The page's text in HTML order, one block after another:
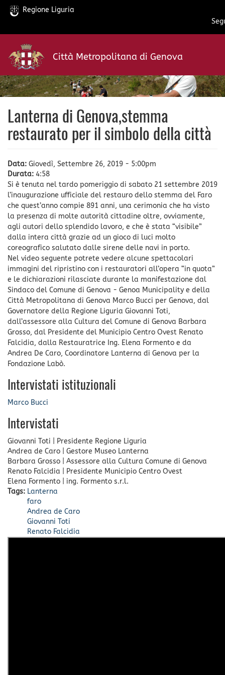
Salta
contenuto
principale
Regione Liguria
Città Metropolitana di Genova
Lanterna di Genova,stemma
restaurato per il simbolo della città
Data: Giovedì, Settembre 26, 2019 - 5:00pm
Durata: 4:58
Si è tenuta nel tardo pomeriggio di sabato 21 settembre 2019
l’inaugurazione ufficiale del restauro dello stemma del Faro
che quest’anno compie 891 anni, una cerimonia che ha visto
la presenza di molte autorità cittadine oltre, ovviamente,
agli autori dello splendido lavoro, e che è stata “visibile”
dalla intera città grazie ad un gioco di luci molto
coreografico salutato dalle sirene delle navi in porto.
Nel video seguente potrete vedere alcune spettacolari
immagini del ripristino con i restauratori all’opera “in quota”
e le dichiarazioni rilasciate durante la manifestazione dal
Sindaco del Comune di Genova - Genoa Municipality e della
Città Metropolitana di Genova Marco Bucci per Genova, dal
Governatore della Regione Liguria Giovanni Toti,
dall’assessore alla Cultura del Comune di Genova Barbara
Grosso, dal Presidente del Municipio Centro Ovest Renato
Falcidia, dalla Restauratrice Ing. Elena Formento e da
Andrea De Caro, Coordinatore Lanterna di Genova per la
Fondazione Labò.
Intervistati istituzionali
Marco Bucci
Intervistati
Giovanni Toti
Presidente Regione Liguria
Andrea de Caro
Gestore Museo Lanterna
Barbara Grosso
Assessore alla Cultura Comune di Genova
Renato Falcidia
Presidente Municipio Centro Ovest
Elena Formento
ing. Formento s.r.l.
Tags: Lanterna
faro
Andrea de Caro
Giovanni Toti
Renato Falcidia